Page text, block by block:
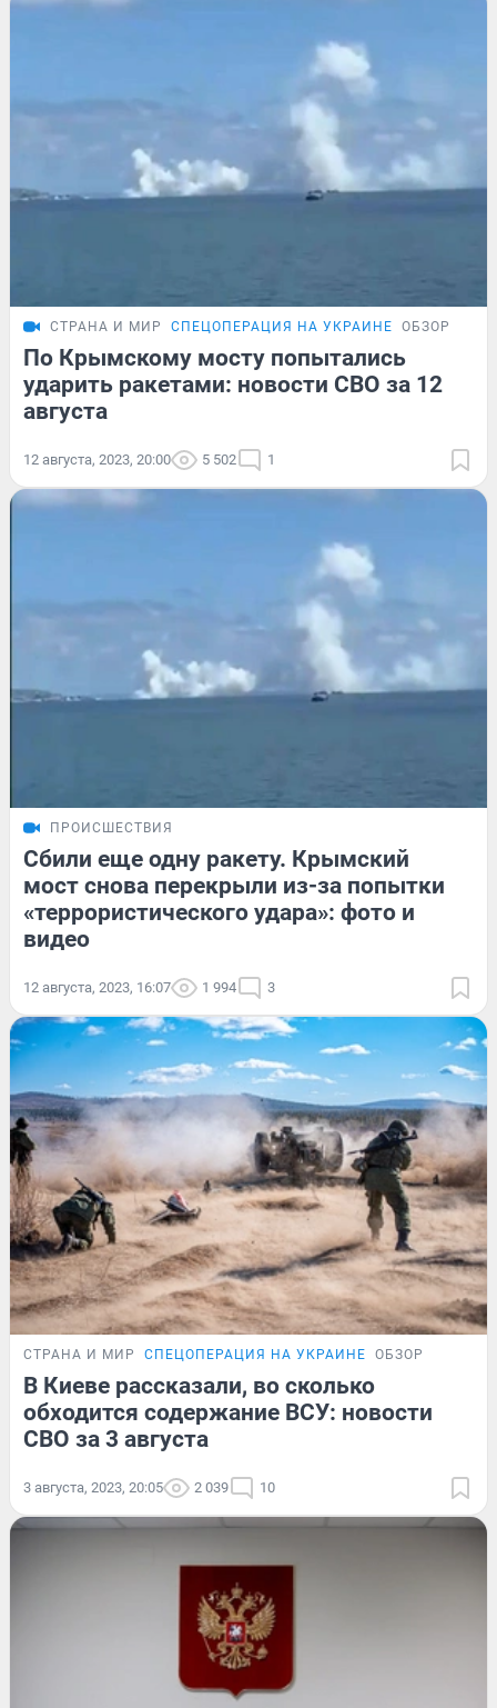
СТРАНА И МИР СПЕЦОПЕРАЦИЯ НА УКРАИНЕ ОБЗОР
По Крымскому мосту попытались
ударить ракетами: новости СВО за 12
августа
12 августа, 2023, 20:00 5 502 1
ПРОИСШЕСТВИЯ
Сбили еще одну ракету. Крымский
мост снова перекрыли из-за попытки
«террористического удара»: фото и
видео
12 августа, 2023, 16:07 1 994 3
СТРАНА И МИР СПЕЦОПЕРАЦИЯ НА УКРАИНЕ ОБЗОР
В Киеве рассказали, во сколько
обходится содержание ВСУ: новости
СВО за 3 августа
3 августа, 2023, 20:05 2 039 10